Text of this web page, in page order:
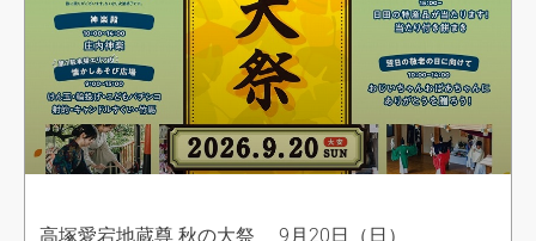
高塚愛宕地蔵尊 秋の大祭 9月20日（日）